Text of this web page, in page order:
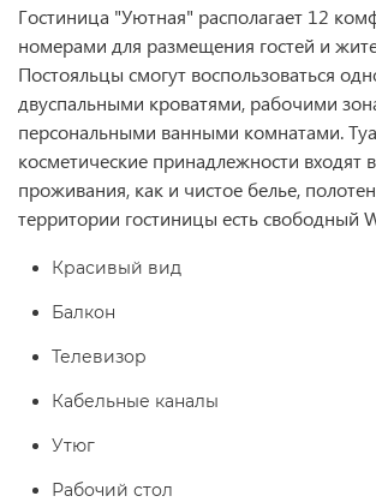
Гостиница "Уютная" располагает 12
номерами для размещения гостей и
Постояльцы смогут воспользоваться
двуспальными кроватями, рабочими
персональными ванными комнатами.
косметические принадлежности входят
проживания, как и чистое белье,
территории гостиницы есть свободный
Красивый вид
Балкон
Телевизор
Кабельные каналы
Утюг
Рабочий стол